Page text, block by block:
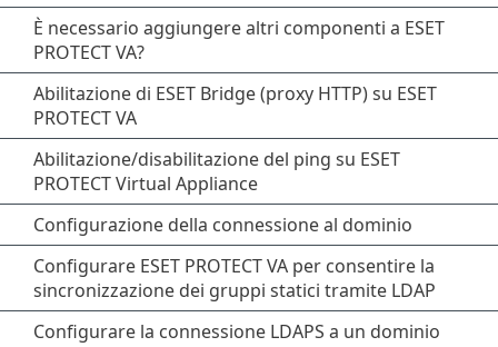
È necessario aggiungere altri componenti a ESET
PROTECT VA?
Abilitazione di ESET Bridge (proxy HTTP) su ESET
PROTECT VA
Abilitazione/disabilitazione del ping su ESET
PROTECT Virtual Appliance
Configurazione della connessione al dominio
Configurare ESET PROTECT VA per consentire la
sincronizzazione dei gruppi statici tramite LDAP
Configurare la connessione LDAPS a un dominio